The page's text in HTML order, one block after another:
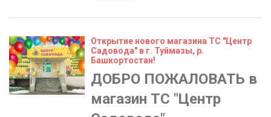
Открытие нового магазина ТС "Центр
Садовода" в г. Туймазы, р.
Башкортостан!
ДОБРО ПОЖАЛОВАТЬ в
магазин ТС "Центр